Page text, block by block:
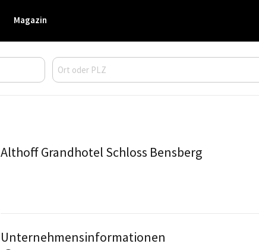
Magazin
Althoff Grandhotel Schloss Bensberg
Unternehmensinformationen